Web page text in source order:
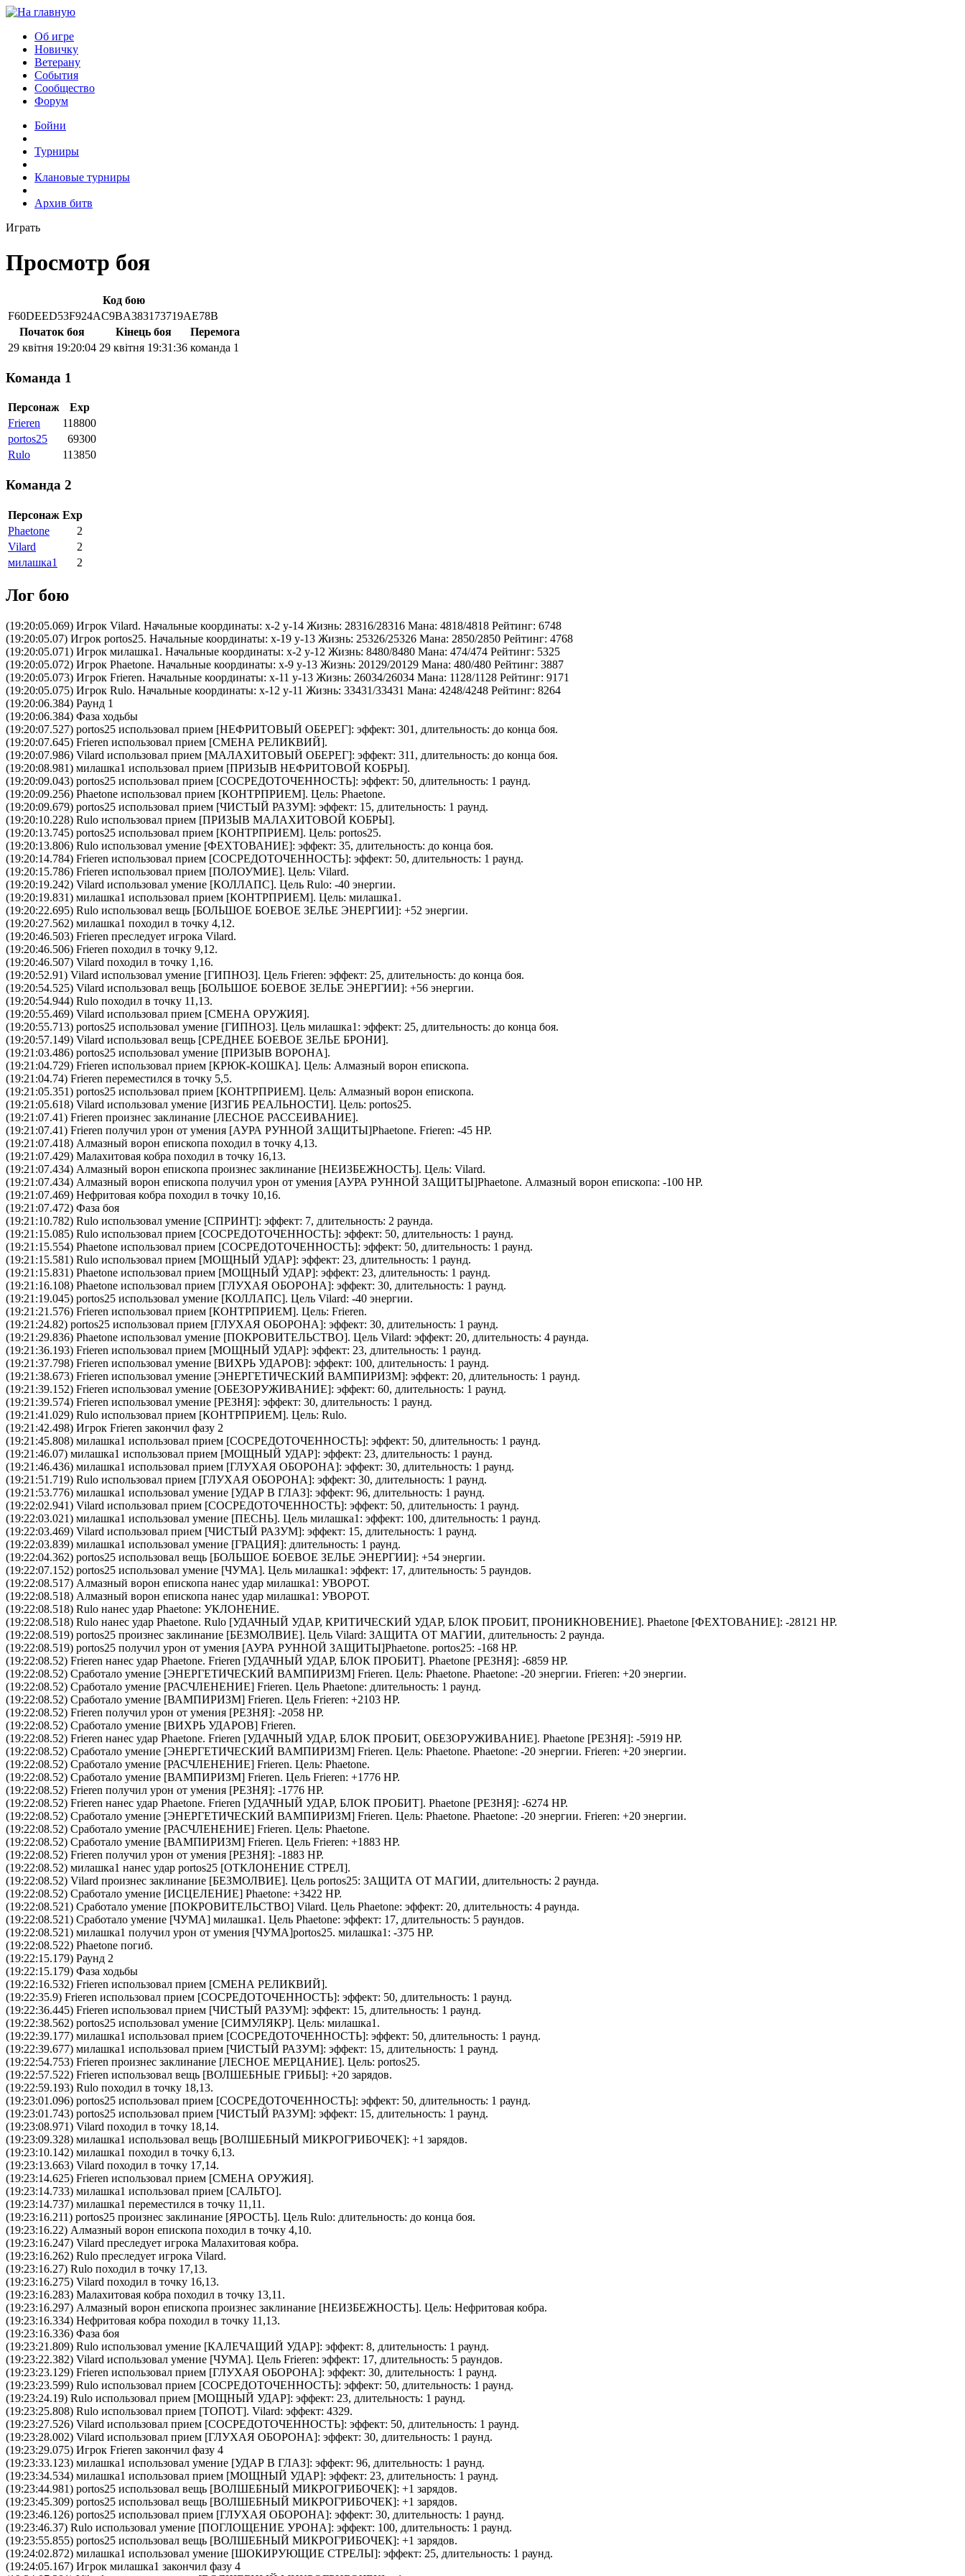
Об игре
Новичку
Ветерану
События
Сообщество
Форум
Бойни
Турниры
Клановые турниры
Архив битв
Играть
Просмотр боя
Код бою
F60DEED53F924AC9BA383173719AE78B
Початок боя
Кінець боя
Перемога
29 квітня 19:20:04 29 квітня 19:31:36 команда 1
Команда 1
Персонаж
Exp
Frieren
118800
portos25
69300
Rulo
113850
Команда 2
Персонаж Exp
Phaetone
2
Vilard
2
милашка1
2
Лог бою
(19:20:05.069) Игрок Vilard. Начальные координаты: x-2 y-14 Жизнь: 28316/28316 Мана: 4818/4818 Рейтинг: 6748
(19:20:05.07) Игрок portos25. Начальные координаты: x-19 y-13 Жизнь: 25326/25326 Мана: 2850/2850 Рейтинг: 4768
(19:20:05.071) Игрок милашка1. Начальные координаты: x-2 y-12 Жизнь: 8480/8480 Мана: 474/474 Рейтинг: 5325
(19:20:05.072) Игрок Phaetone. Начальные координаты: x-9 y-13 Жизнь: 20129/20129 Мана: 480/480 Рейтинг: 3887
(19:20:05.073) Игрок Frieren. Начальные координаты: x-11 y-13 Жизнь: 26034/26034 Мана: 1128/1128 Рейтинг: 9171
(19:20:05.075) Игрок Rulo. Начальные координаты: x-12 y-11 Жизнь: 33431/33431 Мана: 4248/4248 Рейтинг: 8264
(19:20:06.384) Раунд 1
(19:20:06.384) Фаза ходьбы
(19:20:07.527) portos25 использовал прием [НЕФРИТОВЫЙ ОБЕРЕГ]: эффект: 301, длительность: до конца боя.
(19:20:07.645) Frieren использовал прием [СМЕНА РЕЛИКВИЙ].
(19:20:07.986) Vilard использовал прием [МАЛАХИТОВЫЙ ОБЕРЕГ]: эффект: 311, длительность: до конца боя.
(19:20:08.981) милашка1 использовал прием [ПРИЗЫВ НЕФРИТОВОЙ КОБРЫ].
(19:20:09.043) portos25 использовал прием [CОСРЕДОТОЧЕННОСТЬ]: эффект: 50, длительность: 1 раунд.
(19:20:09.256) Phaetone использовал прием [КОНТРПРИЕМ]. Цель: Phaetone.
(19:20:09.679) portos25 использовал прием [ЧИСТЫЙ РАЗУМ]: эффект: 15, длительность: 1 раунд.
(19:20:10.228) Rulo использовал прием [ПРИЗЫВ МАЛАХИТОВОЙ КОБРЫ].
(19:20:13.745) portos25 использовал прием [КОНТРПРИЕМ]. Цель: portos25.
(19:20:13.806) Rulo использовал умение [ФЕХТОВАНИЕ]: эффект: 35, длительность: до конца боя.
(19:20:14.784) Frieren использовал прием [CОСРЕДОТОЧЕННОСТЬ]: эффект: 50, длительность: 1 раунд.
(19:20:15.786) Frieren использовал прием [ПОЛОУМИЕ]. Цель: Vilard.
(19:20:19.242) Vilard использовал умение [КОЛЛАПС]. Цель Rulo: -40 энергии.
(19:20:19.831) милашка1 использовал прием [КОНТРПРИЕМ]. Цель: милашка1 .
(19:20:22.695) Rulo использовал вещь [БОЛЬШОЕ БОЕВОЕ ЗЕЛЬЕ ЭНЕРГИИ]: +52 энергии.
(19:20:27.562) милашка1 походил в точку 4,12.
(19:20:46.503) Frieren преследует игрока Vilard.
(19:20:46.506) Frieren походил в точку 9,12.
(19:20:46.507) Vilard походил в точку 1,16.
(19:20:52.91) Vilard использовал умение [ГИПНОЗ]. Цель Frieren: эффект: 25, длительность: до конца боя.
(19:20:54.525) Vilard использовал вещь [БОЛЬШОЕ БОЕВОЕ ЗЕЛЬЕ ЭНЕРГИИ]: +56 энергии.
(19:20:54.944) Rulo походил в точку 11,13.
(19:20:55.469) Vilard использовал прием [СМЕНА ОРУЖИЯ].
(19:20:55.713) portos25 использовал умение [ГИПНОЗ]. Цель милашка1 : эффект: 25, длительность: до конца боя.
(19:20:57.149) Vilard использовал вещь [СРЕДНЕЕ БОЕВОЕ ЗЕЛЬЕ БРОНИ].
(19:21:03.486) portos25 использовал умение [ПРИЗЫВ ВОРОНА].
(19:21:04.729) Frieren использовал прием [КРЮК-КОШКА]. Цель: Алмазный ворон епископа.
(19:21:04.74) Frieren переместился в точку 5,5.
(19:21:05.351) portos25 использовал прием [КОНТРПРИЕМ]. Цель: Алмазный ворон епископа.
(19:21:05.618) Vilard использовал умение [ИЗГИБ РЕАЛЬНОСТИ]. Цель: portos25.
(19:21:07.41) Frieren произнес заклинание [ЛЕСНОЕ РАССЕИВАНИЕ].
(19:21:07.41) Frieren получил урон от умения [АУРА РУННОЙ ЗАЩИТЫ]Phaetone. Frieren: -45 HP.
(19:21:07.418) Алмазный ворон епископа походил в точку 4,13.
(19:21:07.429) Малахитовая кобра походил в точку 16,13.
(19:21:07.434) Алмазный ворон епископа произнес заклинание [НЕИЗБЕЖНОСТЬ]. Цель: Vilard.
(19:21:07.434) Алмазный ворон епископа получил урон от умения [АУРА РУННОЙ ЗАЩИТЫ]Phaetone. Алмазный ворон епископа: -100 HP.
(19:21:07.469) Нефритовая кобра походил в точку 10,16.
(19:21:07.472) Фаза боя
(19:21:10.782) Rulo использовал умение [СПРИНТ]: эффект: 7, длительность: 2 раунда.
(19:21:15.085) Rulo использовал прием [CОСРЕДОТОЧЕННОСТЬ]: эффект: 50, длительность: 1 раунд.
(19:21:15.554) Phaetone использовал прием [CОСРЕДОТОЧЕННОСТЬ]: эффект: 50, длительность: 1 раунд.
(19:21:15.581) Rulo использовал прием [МОЩНЫЙ УДАР]: эффект: 23, длительность: 1 раунд.
(19:21:15.831) Phaetone использовал прием [МОЩНЫЙ УДАР]: эффект: 23, длительность: 1 раунд.
(19:21:16.108) Phaetone использовал прием [ГЛУХАЯ ОБОРОНА]: эффект: 30, длительность: 1 раунд.
(19:21:19.045) portos25 использовал умение [КОЛЛАПС]. Цель Vilard: -40 энергии.
(19:21:21.576) Frieren использовал прием [КОНТРПРИЕМ]. Цель: Frieren.
(19:21:24.82) portos25 использовал прием [ГЛУХАЯ ОБОРОНА]: эффект: 30, длительность: 1 раунд.
(19:21:29.836) Phaetone использовал умение [ПОКРОВИТЕЛЬСТВО]. Цель Vilard: эффект: 20, длительность: 4 раунда.
(19:21:36.193) Frieren использовал прием [МОЩНЫЙ УДАР]: эффект: 23, длительность: 1 раунд.
(19:21:37.798) Frieren использовал умение [ВИХРЬ УДАРОВ]: эффект: 100, длительность: 1 раунд.
(19:21:38.673) Frieren использовал умение [ЭНЕРГЕТИЧЕСКИЙ ВАМПИРИЗМ]: эффект: 20, длительность: 1 раунд.
(19:21:39.152) Frieren использовал умение [ОБЕЗОРУЖИВАНИЕ]: эффект: 60, длительность: 1 раунд.
(19:21:39.574) Frieren использовал умение [РЕЗНЯ]: эффект: 30, длительность: 1 раунд.
(19:21:41.029) Rulo использовал прием [КОНТРПРИЕМ]. Цель: Rulo.
(19:21:42.498) Игрок Frieren закончил фазу 2
(19:21:45.808) милашка1 использовал прием [CОСРЕДОТОЧЕННОСТЬ]: эффект: 50, длительность: 1 раунд.
(19:21:46.07) милашка1 использовал прием [МОЩНЫЙ УДАР]: эффект: 23, длительность: 1 раунд.
(19:21:46.436) милашка1 использовал прием [ГЛУХАЯ ОБОРОНА]: эффект: 30, длительность: 1 раунд.
(19:21:51.719) Rulo использовал прием [ГЛУХАЯ ОБОРОНА]: эффект: 30, длительность: 1 раунд.
(19:21:53.776) милашка1 использовал умение [УДАР В ГЛАЗ]: эффект: 96, длительность: 1 раунд.
(19:22:02.941) Vilard использовал прием [CОСРЕДОТОЧЕННОСТЬ]: эффект: 50, длительность: 1 раунд.
(19:22:03.021) милашка1 использовал умение [ПЕСНЬ]. Цель милашка1 : эффект: 100, длительность: 1 раунд.
(19:22:03.469) Vilard использовал прием [ЧИСТЫЙ РАЗУМ]: эффект: 15, длительность: 1 раунд.
(19:22:03.839) милашка1 использовал умение [ГРАЦИЯ]: длительность: 1 раунд.
(19:22:04.362) portos25 использовал вещь [БОЛЬШОЕ БОЕВОЕ ЗЕЛЬЕ ЭНЕРГИИ]: +54 энергии.
(19:22:07.152) portos25 использовал умение [ЧУМА]. Цель милашка1 : эффект: 17, длительность: 5 раундов.
(19:22:08.517) Алмазный ворон епископа нанес удар милашка1 : УВОРОТ.
(19:22:08.518) Алмазный ворон епископа нанес удар милашка1 : УВОРОТ.
(19:22:08.518) Rulo нанес удар Phaetone: УКЛОНЕНИЕ.
(19:22:08.518) Rulo нанес удар Phaetone. Rulo [УДАЧНЫЙ УДАР, КРИТИЧЕСКИЙ УДАР, БЛОК ПРОБИТ, ПРОНИКНОВЕНИЕ]. Phaetone [ФЕХТОВАНИЕ]: -28121 HP.
(19:22:08.519) portos25 произнес заклинание [БЕЗМОЛВИЕ]. Цель Vilard: ЗАЩИТА ОТ МАГИИ, длительность: 2 раунда.
(19:22:08.519) portos25 получил урон от умения [АУРА РУННОЙ ЗАЩИТЫ]Phaetone. portos25: -168 HP.
(19:22:08.52) Frieren нанес удар Phaetone. Frieren [УДАЧНЫЙ УДАР, БЛОК ПРОБИТ]. Phaetone [РЕЗНЯ]: -6859 HP.
(19:22:08.52) Сработало умение [ЭНЕРГЕТИЧЕСКИЙ ВАМПИРИЗМ] Frieren. Цель: Phaetone. Phaetone: -20 энергии. Frieren: +20 энергии.
(19:22:08.52) Сработало умение [РАСЧЛЕНЕНИЕ] Frieren. Цель Phaetone: длительность: 1 раунд.
(19:22:08.52) Сработало умение [ВАМПИРИЗМ] Frieren. Цель Frieren: +2103 HP.
(19:22:08.52) Frieren получил урон от умения [РЕЗНЯ]: -2058 HP.
(19:22:08.52) Сработало умение [ВИХРЬ УДАРОВ] Frieren.
(19:22:08.52) Frieren нанес удар Phaetone. Frieren [УДАЧНЫЙ УДАР, БЛОК ПРОБИТ, ОБЕЗОРУЖИВАНИЕ]. Phaetone [РЕЗНЯ]: -5919 HP.
(19:22:08.52) Сработало умение [ЭНЕРГЕТИЧЕСКИЙ ВАМПИРИЗМ] Frieren. Цель: Phaetone. Phaetone: -20 энергии. Frieren: +20 энергии.
(19:22:08.52) Сработало умение [РАСЧЛЕНЕНИЕ] Frieren. Цель: Phaetone.
(19:22:08.52) Сработало умение [ВАМПИРИЗМ] Frieren. Цель Frieren: +1776 HP.
(19:22:08.52) Frieren получил урон от умения [РЕЗНЯ]: -1776 HP.
(19:22:08.52) Frieren нанес удар Phaetone. Frieren [УДАЧНЫЙ УДАР, БЛОК ПРОБИТ]. Phaetone [РЕЗНЯ]: -6274 HP.
(19:22:08.52) Сработало умение [ЭНЕРГЕТИЧЕСКИЙ ВАМПИРИЗМ] Frieren. Цель: Phaetone. Phaetone: -20 энергии. Frieren: +20 энергии.
(19:22:08.52) Сработало умение [РАСЧЛЕНЕНИЕ] Frieren. Цель: Phaetone.
(19:22:08.52) Сработало умение [ВАМПИРИЗМ] Frieren. Цель Frieren: +1883 HP.
(19:22:08.52) Frieren получил урон от умения [РЕЗНЯ]: -1883 HP.
(19:22:08.52) милашка1 нанес удар portos25 [ОТКЛОНЕНИЕ СТРЕЛ].
(19:22:08.52) Vilard произнес заклинание [БЕЗМОЛВИЕ]. Цель portos25: ЗАЩИТА ОТ МАГИИ, длительность: 2 раунда.
(19:22:08.52) Сработало умение [ИСЦЕЛЕНИЕ] Phaetone: +3422 HP.
(19:22:08.521) Сработало умение [ПОКРОВИТЕЛЬСТВО] Vilard. Цель Phaetone: эффект: 20, длительность: 4 раунда.
(19:22:08.521) Сработало умение [ЧУМА] милашка1 . Цель Phaetone: эффект: 17, длительность: 5 раундов.
(19:22:08.521) милашка1 получил урон от умения [ЧУМА]portos25. милашка1 : -375 HP.
(19:22:08.522) Phaetone погиб.
(19:22:15.179) Раунд 2
(19:22:15.179) Фаза ходьбы
(19:22:16.532) Frieren использовал прием [СМЕНА РЕЛИКВИЙ].
(19:22:35.9) Frieren использовал прием [CОСРЕДОТОЧЕННОСТЬ]: эффект: 50, длительность: 1 раунд.
(19:22:36.445) Frieren использовал прием [ЧИСТЫЙ РАЗУМ]: эффект: 15, длительность: 1 раунд.
(19:22:38.562) portos25 использовал умение [СИМУЛЯКР]. Цель: милашка1 .
(19:22:39.177) милашка1 использовал прием [CОСРЕДОТОЧЕННОСТЬ]: эффект: 50, длительность: 1 раунд.
(19:22:39.677) милашка1 использовал прием [ЧИСТЫЙ РАЗУМ]: эффект: 15, длительность: 1 раунд.
(19:22:54.753) Frieren произнес заклинание [ЛЕСНОЕ МЕРЦАНИЕ]. Цель: portos25.
(19:22:57.522) Frieren использовал вещь [ВОЛШЕБНЫЕ ГРИБЫ]: +20 зарядов.
(19:22:59.193) Rulo походил в точку 18,13.
(19:23:01.096) portos25 использовал прием [CОСРЕДОТОЧЕННОСТЬ]: эффект: 50, длительность: 1 раунд.
(19:23:01.743) portos25 использовал прием [ЧИСТЫЙ РАЗУМ]: эффект: 15, длительность: 1 раунд.
(19:23:08.971) Vilard походил в точку 18,14.
(19:23:09.328) милашка1 использовал вещь [ВОЛШЕБНЫЙ МИКРОГРИБОЧЕК]: +1 зарядов.
(19:23:10.142) милашка1 походил в точку 6,13.
(19:23:13.663) Vilard походил в точку 17,14.
(19:23:14.625) Frieren использовал прием [СМЕНА ОРУЖИЯ].
(19:23:14.733) милашка1 использовал прием [САЛЬТО].
(19:23:14.737) милашка1 переместился в точку 11,11.
(19:23:16.211) portos25 произнес заклинание [ЯРОСТЬ]. Цель Rulo: длительность: до конца боя.
(19:23:16.22) Алмазный ворон епископа походил в точку 4,10.
(19:23:16.247) Vilard преследует игрока Малахитовая кобра.
(19:23:16.262) Rulo преследует игрока Vilard.
(19:23:16.27) Rulo походил в точку 17,13.
(19:23:16.275) Vilard походил в точку 16,13.
(19:23:16.283) Малахитовая кобра походил в точку 13,11.
(19:23:16.297) Алмазный ворон епископа произнес заклинание [НЕИЗБЕЖНОСТЬ]. Цель: Нефритовая кобра.
(19:23:16.334) Нефритовая кобра походил в точку 11,13.
(19:23:16.336) Фаза боя
(19:23:21.809) Rulo использовал умение [КАЛЕЧАЩИЙ УДАР]: эффект: 8, длительность: 1 раунд.
(19:23:22.382) Vilard использовал умение [ЧУМА]. Цель Frieren: эффект: 17, длительность: 5 раундов.
(19:23:23.129) Frieren использовал прием [ГЛУХАЯ ОБОРОНА]: эффект: 30, длительность: 1 раунд.
(19:23:23.599) Rulo использовал прием [CОСРЕДОТОЧЕННОСТЬ]: эффект: 50, длительность: 1 раунд.
(19:23:24.19) Rulo использовал прием [МОЩНЫЙ УДАР]: эффект: 23, длительность: 1 раунд.
(19:23:25.808) Rulo использовал прием [ТОПОТ]. Vilard: эффект: 4329.
(19:23:27.526) Vilard использовал прием [CОСРЕДОТОЧЕННОСТЬ]: эффект: 50, длительность: 1 раунд.
(19:23:28.002) Vilard использовал прием [ГЛУХАЯ ОБОРОНА]: эффект: 30, длительность: 1 раунд.
(19:23:29.075) Игрок Frieren закончил фазу 4
(19:23:33.123) милашка1 использовал умение [УДАР В ГЛАЗ]: эффект: 96, длительность: 1 раунд.
(19:23:34.534) милашка1 использовал прием [МОЩНЫЙ УДАР]: эффект: 23, длительность: 1 раунд.
(19:23:44.981) portos25 использовал вещь [ВОЛШЕБНЫЙ МИКРОГРИБОЧЕК]: +1 зарядов.
(19:23:45.309) portos25 использовал вещь [ВОЛШЕБНЫЙ МИКРОГРИБОЧЕК]: +1 зарядов.
(19:23:46.126) portos25 использовал прием [ГЛУХАЯ ОБОРОНА]: эффект: 30, длительность: 1 раунд.
(19:23:46.37) Rulo использовал умение [ПОГЛОЩЕНИЕ УРОНА]: эффект: 100, длительность: 1 раунд.
(19:23:55.855) portos25 использовал вещь [ВОЛШЕБНЫЙ МИКРОГРИБОЧЕК]: +1 зарядов.
(19:24:02.872) милашка1 использовал умение [ШОКИРУЮЩИЕ СТРЕЛЫ]: эффект: 25, длительность: 1 раунд.
(19:24:05.167) Игрок милашка1 закончил фазу 4